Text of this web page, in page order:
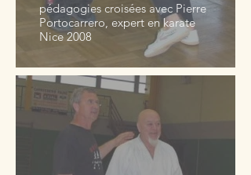
pédagogies croisées avec Pierre
Portocarrero, expert en karate
Nice 2008